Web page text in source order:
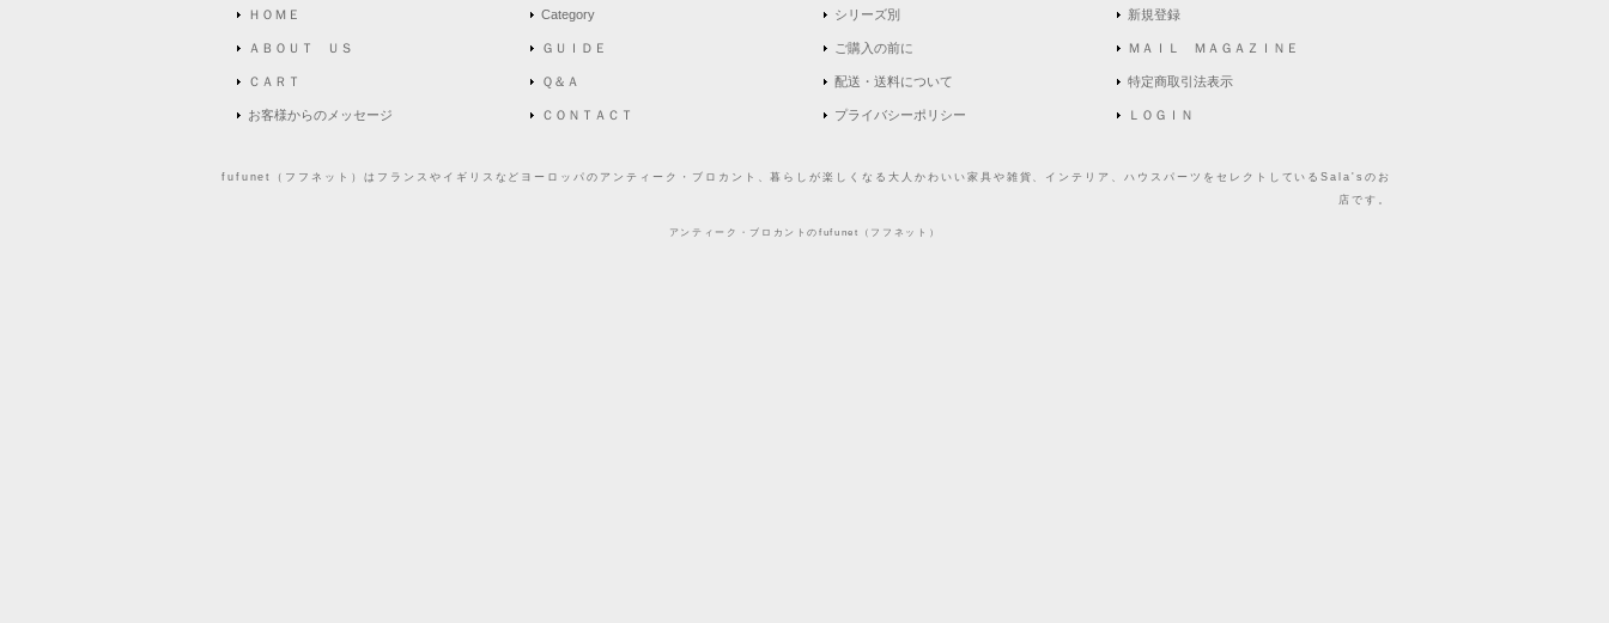
ＨＯＭＥ
ＡＢＯＵＴ ＵＳ
ＣＡＲＴ
お客様からのメッセージ
Category
ＧＵＩＤＥ
Ｑ＆Ａ
ＣＯＮＴＡＣＴ
シリーズ別
ご購入の前に
配送・送料について
プライバシーポリシー
新規登録
ＭＡＩＬ ＭＡＧＡＺＩＮＥ
特定商取引法表示
ＬＯＧＩＮ
fufunet（フフネット）はフランスやイギリスなどヨーロッパのアンティーク・ブロカント、暮らしが楽しくなる大人かわいい家具や雑貨、インテリア、ハウスパーツをセレクトしているSala'sのお
店です。
アンティーク・ブロカントのfufunet（フフネット）